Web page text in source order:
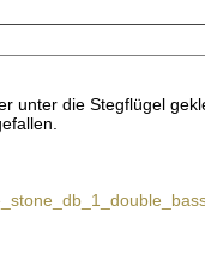
unter die Stegflügel